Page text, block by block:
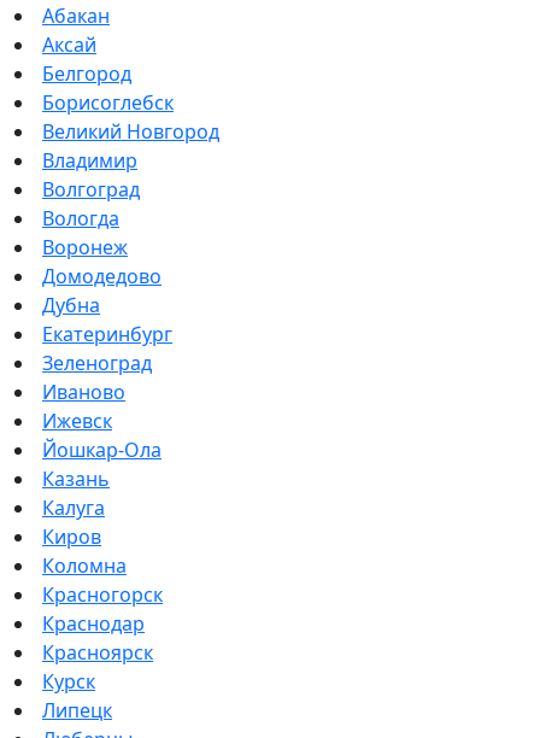
Абакан
Аксай
Белгород
Борисоглебск
Великий Новгород
Владимир
Волгоград
Вологда
Воронеж
Домодедово
Дубна
Екатеринбург
Зеленоград
Иваново
Ижевск
Йошкар-Ола
Казань
Калуга
Киров
Коломна
Красногорск
Краснодар
Красноярск
Курск
Липецк